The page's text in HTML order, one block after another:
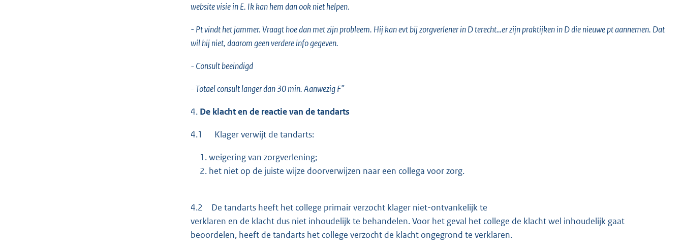
website visie in E. Ik kan hem dan ook niet helpen.
- Pt vindt het jammer. Vraagt hoe dan met zijn probleem. Hij kan evt bij zorgverlener in D terecht…er zijn praktijken in D die nieuwe pt aannemen. Dat
wil hij niet, daarom geen verdere info gegeven.
- Consult beeindigd
- Totael consult langer dan 30 min. Aanwezig F”
4. De klacht en de reactie van de tandarts
4.1 Klager verwijt de tandarts:
weigering van zorgverlening;
het niet op de juiste wijze doorverwijzen naar een collega voor zorg.
4.2 De tandarts heeft het college primair verzocht klager niet-ontvankelijk te
verklaren en de klacht dus niet inhoudelijk te behandelen. Voor het geval het college de klacht wel inhoudelijk gaat
beoordelen, heeft de tandarts het college verzocht de klacht ongegrond te verklaren.